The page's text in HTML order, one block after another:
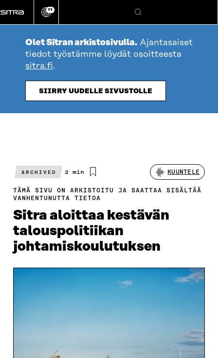
suoraan
sisältöön
Vaihda
kieli
FI
Hae
Olet Sitran arkistosivulla. Ajantasaiset
tiedot työstämme löydät osoitteesta
sitra.fi.
SIIRRY UUDELLE SIVUSTOLLE
ARCHIVED
Arvioitu
2 min KUUNTELE
TÄMÄ SIVU ON ARKISTOITU JA SAATTAA SISÄLTÄÄ
VANHENTUNUTTA TIETOA
Sitra aloittaa kestävän
talouspolitiikan
johtamiskoulutuksen